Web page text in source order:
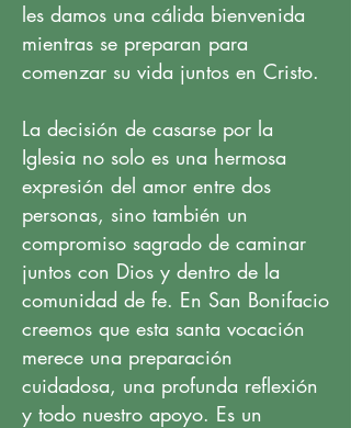
les damos una cálida bienvenida
mientras se preparan para
comenzar su vida juntos en Cristo.
La decisión de casarse por la
Iglesia no solo es una hermosa
expresión del amor entre dos
personas, sino también un
compromiso sagrado de caminar
juntos con Dios y dentro de la
comunidad de fe. En San Bonifacio
creemos que esta santa vocación
merece una preparación
cuidadosa, una profunda reflexión
y todo nuestro apoyo. Es un